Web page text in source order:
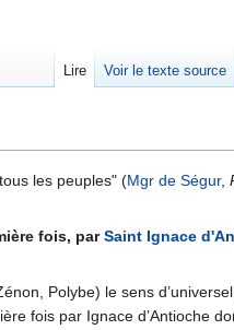
les peuples" (Mgr de Ségur,
fois, parSaint Ignace
Polybe) le sens
fois par Ignace d’Antioche
Lire Voir le texte source